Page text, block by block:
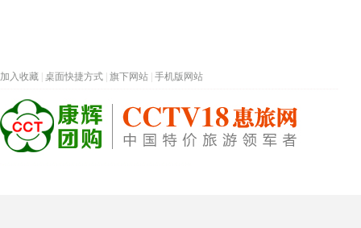
加入收藏 桌面快捷方式 旗下网站 手机版网站